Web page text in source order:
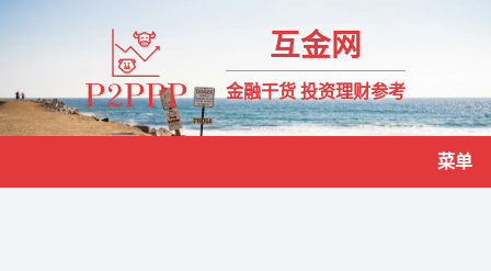
互金网
金融干货 投资理财参考
菜单